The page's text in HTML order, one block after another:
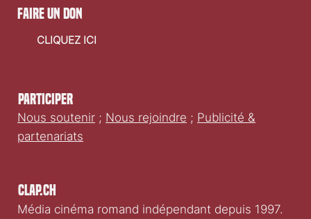
Clap.ch
Média cinéma romand indépendant depuis 1997.
Participer
Nous soutenir ; Nous rejoindre ; Publicité &
partenariats
faire un don
CLIQUEZ ICI